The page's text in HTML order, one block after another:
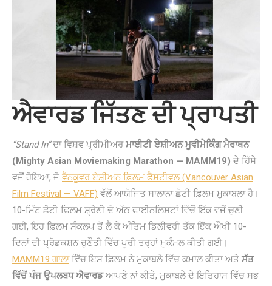
ਐਵਾਰਡ ਜਿੱਤਣ ਦੀ ਪ੍ਰਾਪਤੀ
“Stand In”ਦਾ ਵਿਸ਼ਵ ਪ੍ਰੀਮੀਅਰਮਾਈਟੀ ਏਸ਼ੀਅਨ ਮੂਵੀਮੇਕਿੰਗ ਮੈਰਾਥਨ
(Mighty Asian Moviemaking Marathon — MAMM19) ਦੇ ਹਿੱਸੇ
ਵਜੋਂ ਹੋਇਆ, ਜੋ ਵੈਨਕੂਵਰ ਏਸ਼ੀਅਨ ਫ਼ਿਲਮ ਫੈਸਟੀਵਲ (Vancouver Asian
Film Festival — VAFF) ਵੱਲੋਂ ਆਯੋਜਿਤ ਸਾਲਾਨਾ ਛੋਟੀ ਫ਼ਿਲਮ ਮੁਕਾਬਲਾ ਹੈ।
10-ਮਿੰਟ ਛੋਟੀ ਫ਼ਿਲਮ ਸ਼੍ਰੇਣੀ ਦੇ ਅੱਠ ਫਾਈਨਲਿਸਟਾਂ ਵਿੱਚੋਂ ਇੱਕ ਵਜੋਂ ਚੁਣੀ
ਗਈ, ਇਹ ਫ਼ਿਲਮ ਸੰਕਲਪ ਤੋਂ ਲੈ ਕੇ ਅੰਤਿਮ ਡਿਲੀਵਰੀ ਤੱਕ ਇੱਕ ਔਖੀ 10-
ਦਿਨਾਂ ਦੀ ਪ੍ਰੋਡਕਸ਼ਨ ਚੁਣੌਤੀ ਵਿੱਚ ਪੂਰੀ ਤਰ੍ਹਾਂ ਮੁਕੰਮਲ ਕੀਤੀ ਗਈ।
MAMM19 ਗਾਲਾਵਿੱਚ ਇਸ ਫ਼ਿਲਮ ਨੇ ਮੁਕਾਬਲੇ ਵਿੱਚ ਕਮਾਲ ਕੀਤਾ ਅਤੇ ਸੱਤ
ਵਿੱਚੋਂ ਪੰਜ ਉਪਲਬਧ ਐਵਾਰਡਆਪਣੇ ਨਾਂ ਕੀਤੇ, ਮੁਕਾਬਲੇ ਦੇ ਇਤਿਹਾਸ ਵਿੱਚ ਸਭ